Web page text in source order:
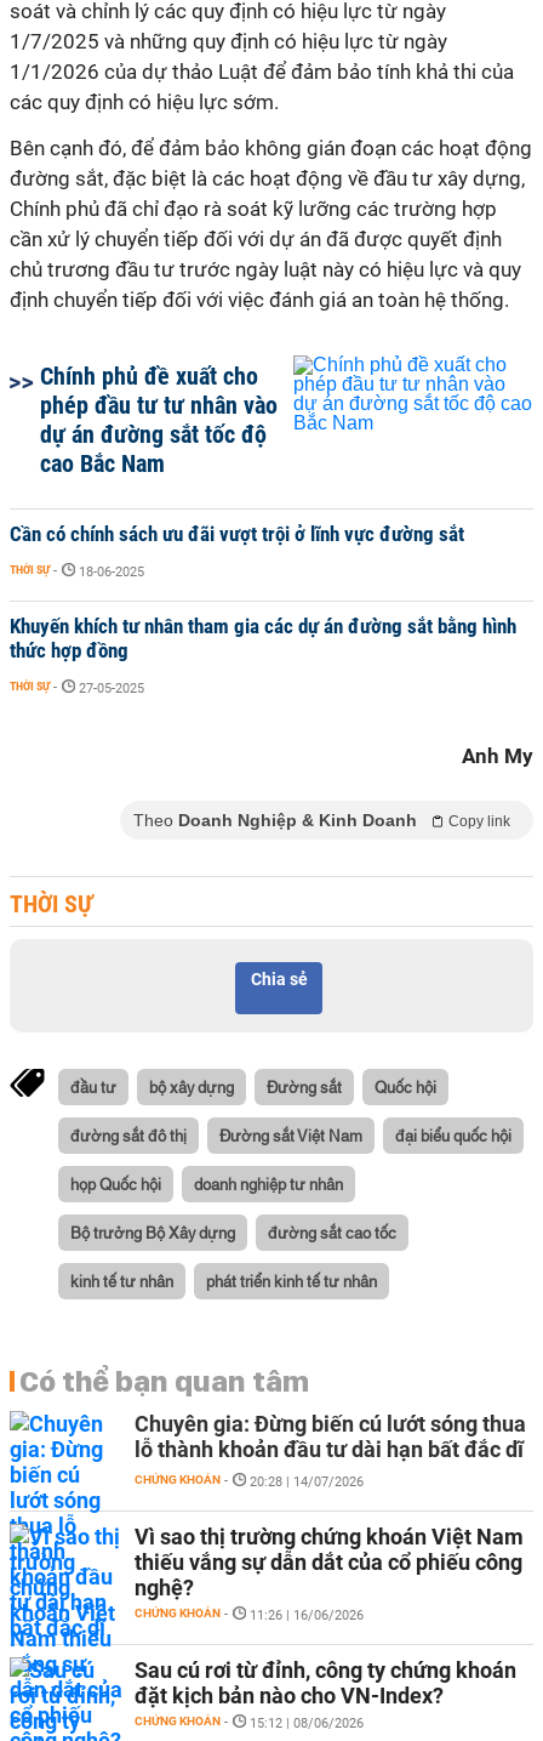
soát và chỉnh lý các quy định có hiệu lực từ ngày
1/7/2025 và những quy định có hiệu lực từ ngày
1/1/2026 của dự thảo Luật để đảm bảo tính khả thi của
các quy định có hiệu lực sớm.
Bên cạnh đó, để đảm bảo không gián đoạn các hoạt động
đường sắt, đặc biệt là các hoạt động về đầu tư xây dựng,
Chính phủ đã chỉ đạo rà soát kỹ lưỡng các trường hợp
cần xử lý chuyển tiếp đối với dự án đã được quyết định
chủ trương đầu tư trước ngày luật này có hiệu lực và quy
định chuyển tiếp đối với việc đánh giá an toàn hệ thống.
Chính phủ đề xuất cho
phép đầu tư tư nhân vào
dự án đường sắt tốc độ
cao Bắc Nam
Cần có chính sách ưu đãi vượt trội ở lĩnh vực đường sắt
THỜI SỰ - 18-06-2025
Khuyến khích tư nhân tham gia các dự án đường sắt bằng hình
thức hợp đồng
THỜI SỰ - 27-05-2025
Anh My
Theo Doanh Nghiệp & Kinh Doanh Copy link
THỜI SỰ
Chia sẻ
đầu tư bộ xây dựng Đường sắt Quốc hội
đường sắt đô thị Đường sắt Việt Nam đại biểu quốc hội
họp Quốc hội doanh nghiệp tư nhân
Bộ trưởng Bộ Xây dựng đường sắt cao tốc
kinh tế tư nhân phát triển kinh tế tư nhân
Có thể bạn quan tâm
Chuyên gia: Đừng biến cú lướt sóng thua
lỗ thành khoản đầu tư dài hạn bất đắc dĩ
CHỨNG KHOÁN - 20:28 | 14/07/2026
Vì sao thị trường chứng khoán Việt Nam
thiếu vắng sự dẫn dắt của cổ phiếu công
nghệ?
CHỨNG KHOÁN - 11:26 | 16/06/2026
Sau cú rơi từ đỉnh, công ty chứng khoán
đặt kịch bản nào cho VN-Index?
CHỨNG KHOÁN - 15:12 | 08/06/2026